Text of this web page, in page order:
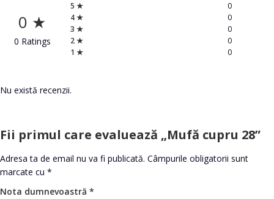
0 ★
0 Ratings
5 ★
0
4 ★
0
3 ★
0
2 ★
0
1 ★
0
Nu există recenzii.
Fii primul care evaluează „Mufă cupru 28”
Adresa ta de email nu va fi publicată. Câmpurile obligatorii sunt
marcate cu *
Nota dumnevoastră *